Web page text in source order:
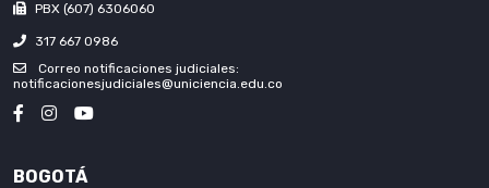
PBX (607) 6306060
317 667 0986
Correo notificaciones judiciales:
notificacionesjudiciales@uniciencia.edu.co
BOGOTÁ